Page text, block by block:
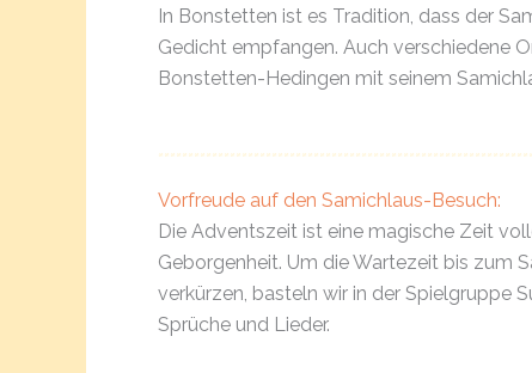
In Bonstetten ist es Tradition, dass der
Gedicht empfangen. Auch verschiedene
Bonstetten-Hedingen mit seinem
Vorfreude auf den Samichlaus-Besuch:
Die Adventszeit ist eine magische Zeit
Geborgenheit. Um die Wartezeit bis zum
verkürzen, basteln wir in der Spielgruppe
Sprüche und Lieder.